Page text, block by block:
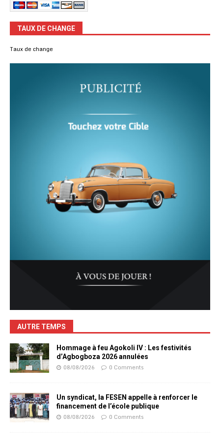
TAUX DE CHANGE
Taux de change
AUTRE TEMPS
Hommage à feu Agokoli IV : Les festivités
d’Agbogboza 2026 annulées
08/08/2026 0 Comments
Un syndicat, la FESEN appelle à renforcer le
financement de l’école publique
08/08/2026 0 Comments